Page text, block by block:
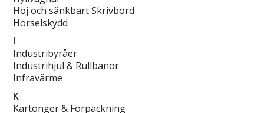
Höj och sänkbart Skrivbord
Hörselskydd
I
Industribyråer
Industrihjul & Rullbanor
Infravärme
K
Kartonger & Förpackning